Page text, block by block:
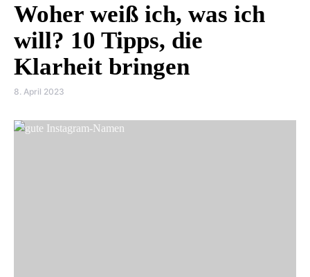
Woher weiß ich, was ich
will? 10 Tipps, die
Klarheit bringen
8. April 2023